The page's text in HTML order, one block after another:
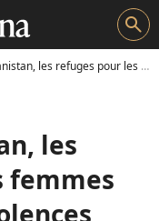
search
pour les femmes victimes de violences conjugales ferment
les
femmes